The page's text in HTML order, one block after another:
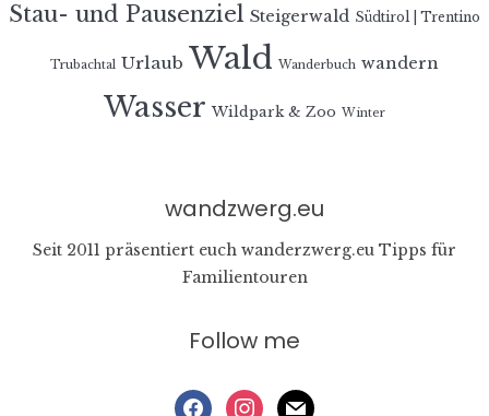
Stau- und Pausenziel Steigerwald Südtirol | Trentino
Trubachtal Urlaub Wald Wanderbuch wandern
Wasser Wildpark & Zoo Winter
wandzwerg.eu
Seit 2011 präsentiert euch wanderzwerg.eu Tipps für
Familientouren
Follow me
facebookinstagram
mail